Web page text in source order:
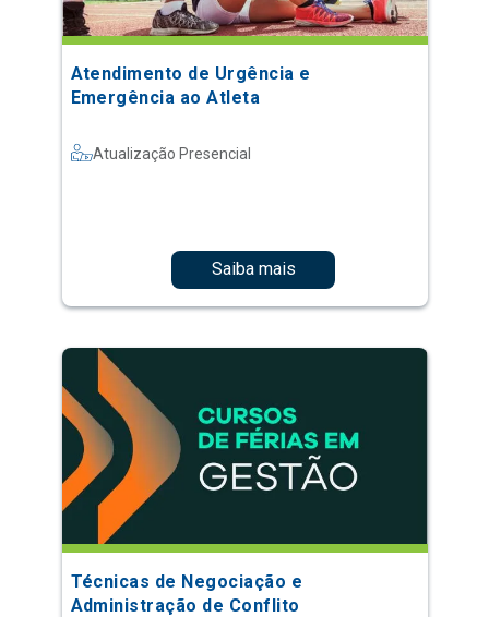
Atendimento de Urgência e
Emergência ao Atleta
Atualização Presencial
Saiba mais
Técnicas de Negociação e
Administração de Conflito